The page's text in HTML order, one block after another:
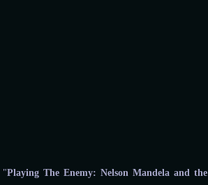
, "Playing The Enemy: Nelson Mandela and the